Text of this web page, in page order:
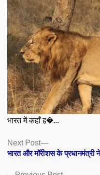
भारत में कहाँ ह�...
Posts
navigation
Previous
Next Post
Next
post:
भारत और मॉरीशस के प्रधानमंत्री